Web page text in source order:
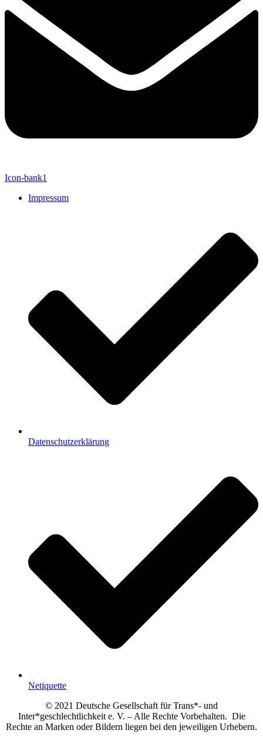
Icon-bank1
Impressum
Datenschutzerklärung
Netiquette
© 2021 Deutsche Gesellschaft für Trans*- und
Inter*geschlechtlichkeit e. V. – Alle Rechte Vorbehalten. Die
Rechte an Marken oder Bildern liegen bei den jeweiligen Urhebern.